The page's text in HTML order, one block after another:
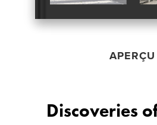
APERÇU
Discoveries